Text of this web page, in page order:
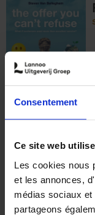
Consentement
Ce site web
Les cookies nous
et les annonces,
médias sociaux
partageons